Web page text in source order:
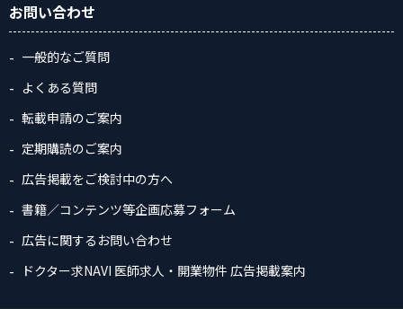
お問い合わせ
一般的なご質問
よくある質問
転載申請のご案内
定期購読のご案内
広告掲載をご検討中の方へ
書籍／コンテンツ等企画応募フォーム
広告に関するお問い合わせ
ドクター求NAVI 医師求人・開業物件 広告掲載案内